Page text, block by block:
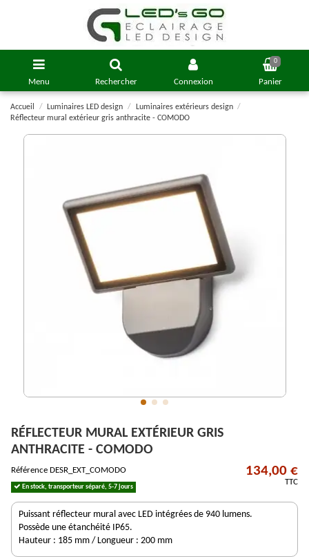
Menu Rechercher Connexion
0
Panier
Accueil Luminaires LED design
Luminaires extérieurs design
Réflecteur mural extérieur gris anthracite - COMODO
RÉFLECTEUR MURAL EXTÉRIEUR GRIS
ANTHRACITE - COMODO
Référence DESR_EXT_COMODO
En stock, transporteur séparé, 5-7 jours
134,00 €
TTC
Puissant réflecteur mural avec LED intégrées de 940 lumens.
Possède une étanchéité IP65.
Hauteur : 185 mm / Longueur : 200 mm